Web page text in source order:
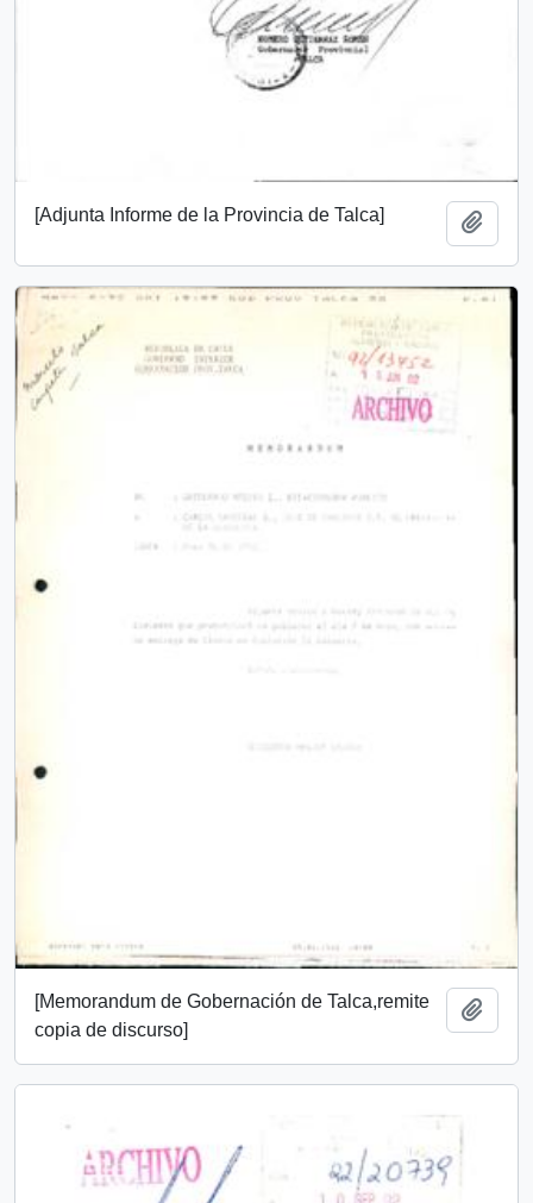
[Adjunta Informe de la Provincia de Talca]
[Memorandum de Gobernación de Talca,remite
copia de discurso]